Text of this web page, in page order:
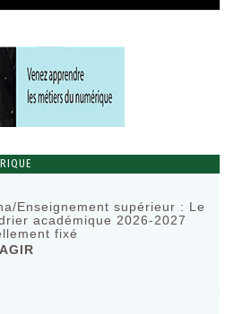
Enseignement supérieur : Le
académique 2026-2027
fixé